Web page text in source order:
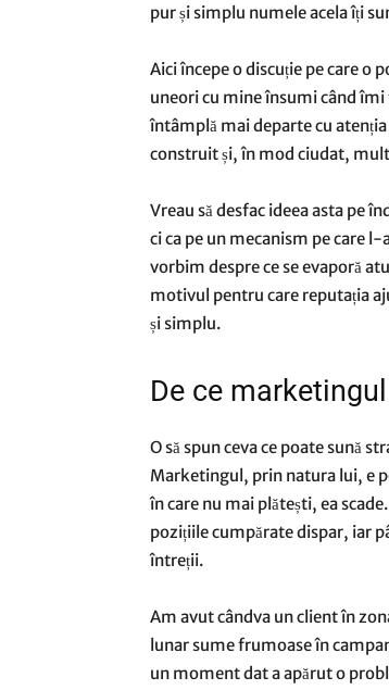
pur și simplu numele acela îți
Aici începe o discuție pe care o
uneori cu mine însumi când îmi
întâmplă mai departe cu atenția
construit și, în mod ciudat,
Vreau să desfac ideea asta pe
ci ca pe un mecanism pe care
vorbim despre ce se evaporă
motivul pentru care reputația
și simplu.
De ce
O să spun ceva ce poate sună
Marketingul, prin natura lui, e
în care nu mai plătești, ea
pozițiile cumpărate dispar, iar
întreții.
Am avut cândva un client în
lunar sume frumoase în
un moment dat a apărut o